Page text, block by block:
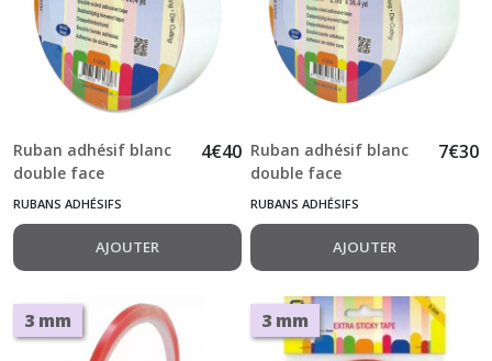
Ruban adhésif blanc
double face
transparent 35 mm x
15 m Sticky Tape
4€40
RUBANS ADHÉSIFS
AJOUTER
Ruban adhésif blanc
double face
transparent 65 mm x
15 m Sticky Tape
7€30
RUBANS ADHÉSIFS
AJOUTER
3 mm 3 mm